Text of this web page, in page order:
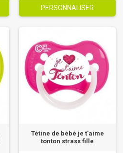
PERSONNALISER
Tétine de bébé je t’aime
tonton strass fille